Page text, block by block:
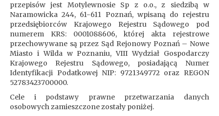
przepisów jest Motylewnosie Sp z o.o., z siedzibą w
Naramowicka 244, 61-611 Poznań, wpisaną do rejestru
przedsiębiorców Krajowego Rejestru Sądowego pod
numerem KRS: 0001088606, której akta rejestrowe
przechowywane są przez Sąd Rejonowy Poznań – Nowe
Miasto i Wilda w Poznaniu, VIII Wydział Gospodarczy
Krajowego Rejestru Sądowego, posiadającą Numer
Identyfikacji Podatkowej NIP: 9721349772 oraz REGON
52783423700000.
Cele i podstawy prawne przetwarzania danych
osobowych zamieszczone zostały poniżej.